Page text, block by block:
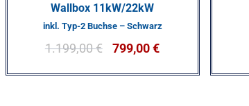
Wallbox 11kW/22kW
inkl. Typ-2 Buchse – Schwarz
1.199,00€ 799,00€